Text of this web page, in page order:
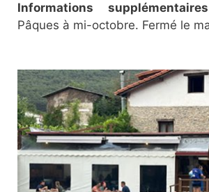
Informations
Pâques à mi-octobre. Fermé le